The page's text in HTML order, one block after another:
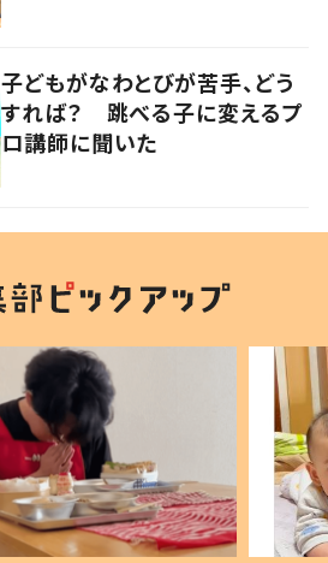
子どもがなわとびが苦手、どう
すれば？ 跳べる子に変えるプ
ロ講師に聞いた